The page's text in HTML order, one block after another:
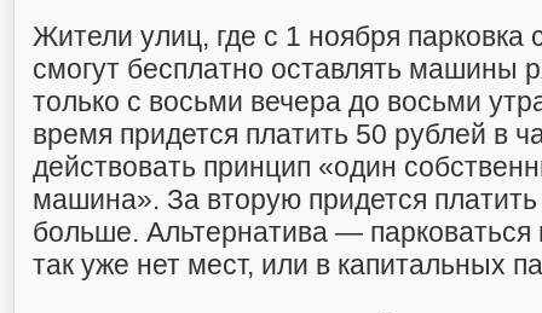
Жители улиц, где с 1 ноября парковка
смогут бесплатно оставлять машины
только с восьми вечера до восьми
время придется платить 50 рублей в
действовать принцип «один
машина». За вторую придется
больше. Альтернатива — парковаться
так уже нет мест, или в капитальных